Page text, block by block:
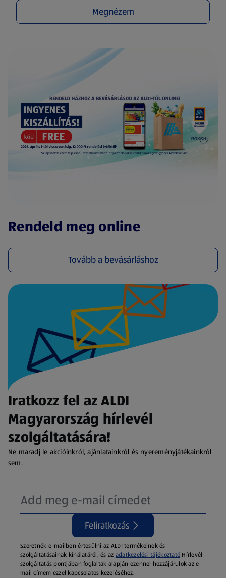
Megnézem
Rendeld meg online
Tovább a bevásárláshoz
(új oldalon nyílik meg)
Iratkozz fel az ALDI
Magyarország hírlevél
szolgáltatására!
Ne maradj le akcióinkról, ajánlatainkról és nyereményjátékainkról
sem.
Feliratkozás
Szeretnék e-mailben értesülni az ALDI termékeinek és
szolgáltatásainak kínálatáról, és az adatkezelési tájékoztató Hírlevél-
szolgáltatás pontjában foglaltak alapján ezennel hozzájárulok az e-
mail címem ezzel kapcsolatos kezeléséhez.